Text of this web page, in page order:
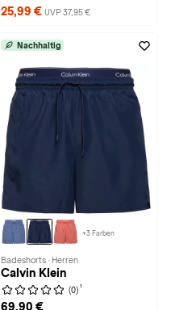
25,99 € UVP 37,95 €
Nachhaltig
+3 Farben
Badeshorts · Herren
Calvin Klein
(0) 1
69,90 €